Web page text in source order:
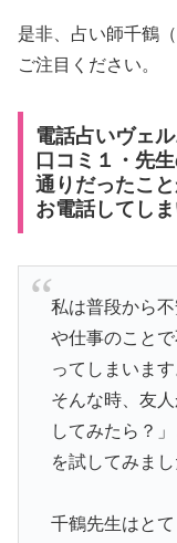
是非、占い師千鶴
ご注目ください。
電話占いヴェ
口コミ１・先
通りだったこ
お電話してしま
私は普段から
や仕事のこと
ってしまいます
そんな時、友
してみたら？
を試してみまし
千鶴先生はと